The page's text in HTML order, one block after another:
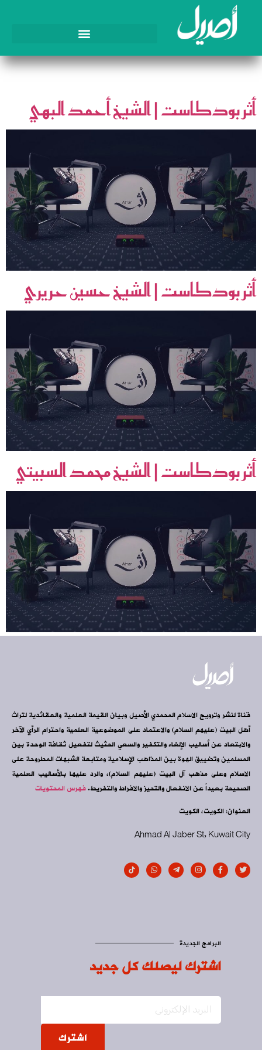
الوسم:أثر بودكاست
أثر بودكاست | الشيخ أحمد البهي
أثر بودكاست | الشيخ حسين حريري
أثر بودكاست | الشيخ محمد السبيتي
قناة لنشر وترويج الاسلام المحمدي الأصيل وبيان القيمة العلمية والعقائدية لتراث
أهل البيت (عليهم السلام) والاعتماد على الموضوعية العلمية واحترام الرأي الآخر
والابتعاد عن أساليب الإلغاء والتكفير والسعي الحثيث لتفعيل ثقافة الوحدة بين
المسلمين وتضييق الهوة بين المذاهب الإسلامية ومتابعة الشبهات المطروحة على
الاسلام وعلى مذهب آل البيت (عليهم السلام)، والرد عليها بالأساليب العلمية
الصحيحة بعيداً عن الانفعال والتحيز والافراط والتفريط.فهرس المحتويات
العنوان: الكويت، الكويت
Ahmad Al Jaber St, Kuwait City
البرامج الجديدة
اشترك ليصلك كل جديد
اشترك